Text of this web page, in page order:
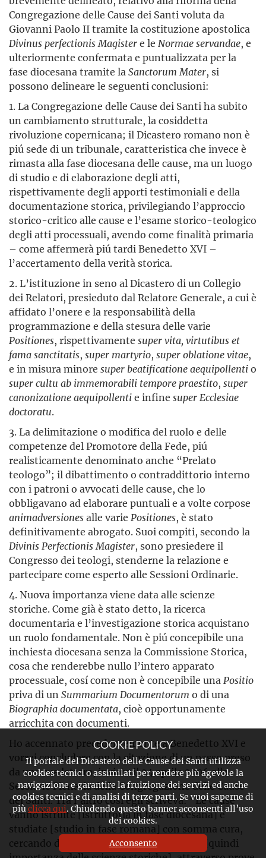
Congregazione delle Cause dei Santi voluta da
Giovanni Paolo II tramite la costituzione apostolica
Divinus perfectionis Magistere le Normae servandae, e
ulteriormente confermata e puntualizzata per la
fase diocesana tramite la Sanctorum Mater, si
possono delineare le seguenti conclusioni:
1. La Congregazione delle Cause dei Santi ha subito
un cambiamento strutturale, la cosiddetta
rivoluzione copernicana; il Dicastero romano non è
piú sede di un tribunale, caratteristica che invece è
rimasta alla fase diocesana delle cause, ma un luogo
di studio e di elaborazione degli atti,
rispettivamente degli apporti testimoniali e della
documentazione storica, privilegiando l’approccio
storico-critico alle cause e l’esame storico-teologico
degli atti processuali, avendo come finalità primaria
– come affermerà piú tardi Benedetto XVI –
l’accertamento della verità storica.
2. L’istituzione in seno al Dicastero di un Collegio
dei Relatori, presieduto dal Relatore Generale, a cui è
affidato l’onere e la responsabilità della
programmazione e della stesura delle varie
Positiones, rispettivamente super vita, virtutibus et
fama sanctitatis, super martyrio, super oblatione vitae,
e in misura minore super beatificatione aequipollentio
super cultu ab immemorabili tempore praestito, super
canonizatione aequipollentie infine super Ecclesiae
doctoratu.
3. La delimitazione o modifica del ruolo e delle
competenze del Promotore della Fede, piú
realisticamente denominato anche “Prelato
teologo”; il dibattimento o contraddittorio interno
con i patroni o avvocati delle cause, che lo
obbligavano ad elaborare puntuali e a volte corpose
animadversionesalle varie Positiones, è stato
definitivamente abrogato. Suoi compiti, secondo la
Divinis Perfectionis Magister, sono presiedere il
Congresso dei teologi, stenderne la relazione e
partecipare come esperto alle Sessioni Ordinarie.
4. Nuova importanza viene data alle scienze
storiche. Come già è stato detto, la ricerca
documentaria e l’investigazione storica acquistano
un ruolo fondamentale. Non è piú concepibile una
inchiesta diocesana senza la Commissione Storica,
cosa che renderebbe nullo l’intero apparato
processuale, cosí come non è concepibile una Positio
priva di un Summarium Documentorum o di una
Biographia documentata, cioè opportunamente
arricchita con documenti.
Ho accennato precedentemente a Benedetto XVI e
vorrei concludere con la citazione di un passo preso
da una sua lettera, inviata il 24 aprile 2006 alla
Sessione Plenaria della Congregazione delle Cause
dei Santi. Tra l’altro cosí egli scriveva: “Le cause
vanno istruite [istruttoria in fase diocesana] e
studiate [studio in fase romana] con somma cura,
cercando diligentemente la verità storica [quindi
COOKIE POLICY
Il portale del Dicastero delle Cause dei Santi utilizza
cookies tecnici o assimilati per rendere più agevole la
navigazione e garantire la fruizione dei servizi ed anche
cookies tecnici e di analisi di terze parti. Se vuoi saperne di
piùclicca qui. Chiudendo questo banner acconsenti all’uso
dei cookies.
Acconsento